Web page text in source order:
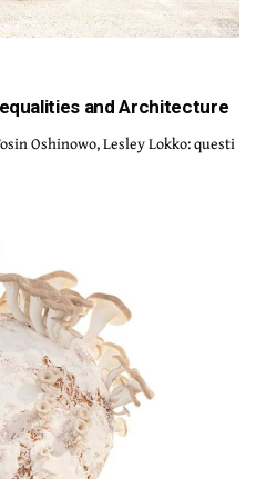
and Architecture
Oshinowo, Lesley Lokko: questi